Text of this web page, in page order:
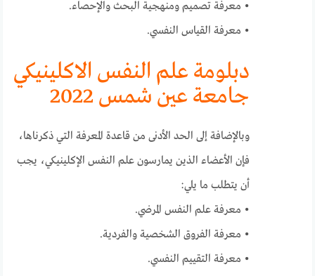
• معرفة تصميم ومنهجية البحث والإحصاء.
• معرفة القياس النفسي.
دبلومة علم النفس الاكلينيكي
جامعة عين شمس 2022
وبالإضافة إلى الحد الأدنى من قاعدة المعرفة التي ذكرناها،
فإن الأعضاء الذين يمارسون علم النفس الإكلينيكي، يجب
أن يتطلب ما يلي:
• معرفة علم النفس المرضي.
• معرفة الفروق الشخصية والفردية.
• معرفة التقييم النفسي.